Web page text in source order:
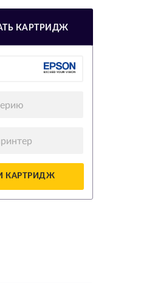
КАРТРИДЖ
КАРТРИДЖ